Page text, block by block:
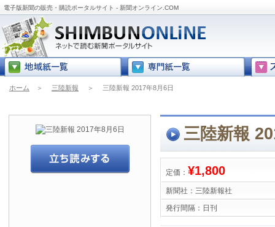
電子版新聞の販売・購読ポータルサイト - 新聞オンライン.COM
ホーム ＞ 三陸新報 ＞ 三陸新報 2017年8月6日
三陸新報
定価： ¥1,800
新聞社： 三陸新報社
発行間隔： 日刊